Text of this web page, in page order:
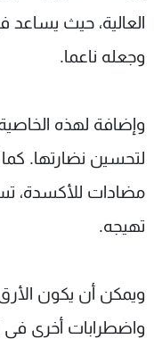
العالية، حيث يساعد
وجعله ناعما.
وإضافة لهذه
لتحسين نضارتها.
مضادات للأكسدة،
تهيجه.
ويمكن أن يكون الأرق
واضطرابات أخرى
البرامج
جدول البرامج
عن MTV
لاعلاناتكم